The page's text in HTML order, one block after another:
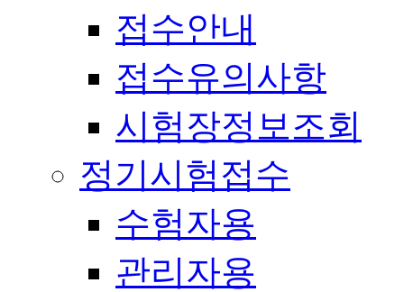
접수안내
접수유의사항
시험장정보조회
정기시험접수
수험자용
관리자용